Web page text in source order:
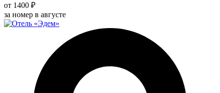
от 1400 ₽
за номер в августе